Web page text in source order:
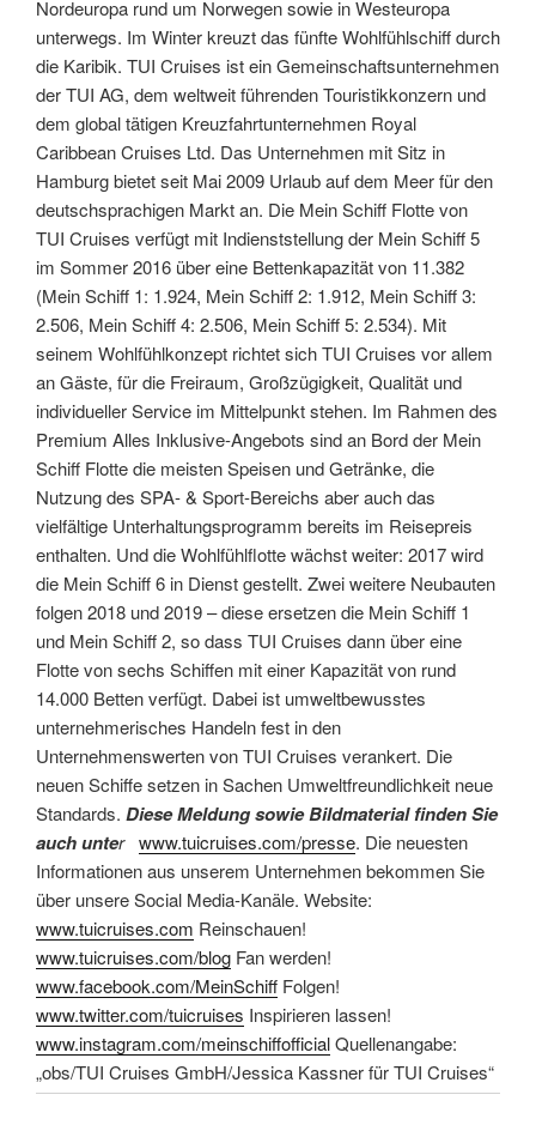
Nordeuropa rund um Norwegen sowie in Westeuropa
unterwegs. Im Winter kreuzt das fünfte Wohlfühlschiff durch
die Karibik. TUI Cruises ist ein Gemeinschaftsunternehmen
der TUI AG, dem weltweit führenden Touristikkonzern und
dem global tätigen Kreuzfahrtunternehmen Royal
Caribbean Cruises Ltd. Das Unternehmen mit Sitz in
Hamburg bietet seit Mai 2009 Urlaub auf dem Meer für den
deutschsprachigen Markt an. Die Mein Schiff Flotte von
TUI Cruises verfügt mit Indienststellung der Mein Schiff 5
im Sommer 2016 über eine Bettenkapazität von 11.382
(Mein Schiff 1: 1.924, Mein Schiff 2: 1.912, Mein Schiff 3:
2.506, Mein Schiff 4: 2.506, Mein Schiff 5: 2.534). Mit
seinem Wohlfühlkonzept richtet sich TUI Cruises vor allem
an Gäste, für die Freiraum, Großzügigkeit, Qualität und
individueller Service im Mittelpunkt stehen. Im Rahmen des
Premium Alles Inklusive-Angebots sind an Bord der Mein
Schiff Flotte die meisten Speisen und Getränke, die
Nutzung des SPA- & Sport-Bereichs aber auch das
vielfältige Unterhaltungsprogramm bereits im Reisepreis
enthalten. Und die Wohlfühlflotte wächst weiter: 2017 wird
die Mein Schiff 6 in Dienst gestellt. Zwei weitere Neubauten
folgen 2018 und 2019 – diese ersetzen die Mein Schiff 1
und Mein Schiff 2, so dass TUI Cruises dann über eine
Flotte von sechs Schiffen mit einer Kapazität von rund
14.000 Betten verfügt. Dabei ist umweltbewusstes
unternehmerisches Handeln fest in den
Unternehmenswerten von TUI Cruises verankert. Die
neuen Schiffe setzen in Sachen Umweltfreundlichkeit neue
Standards. Diese Meldung sowie Bildmaterial finden Sie
auch unter www.tuicruises.com/presse. Die neuesten
Informationen aus unserem Unternehmen bekommen Sie
über unsere Social Media-Kanäle. Website:
www.tuicruises.com Reinschauen!
www.tuicruises.com/blog Fan werden!
www.facebook.com/MeinSchiff Folgen!
www.twitter.com/tuicruises Inspirieren lassen!
www.instagram.com/meinschiffofficialQuellenangabe:
„obs/TUI Cruises GmbH/Jessica Kassner für TUI Cruises“